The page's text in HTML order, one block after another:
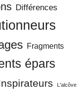
Différences
Fragments
épars
L'alcôve